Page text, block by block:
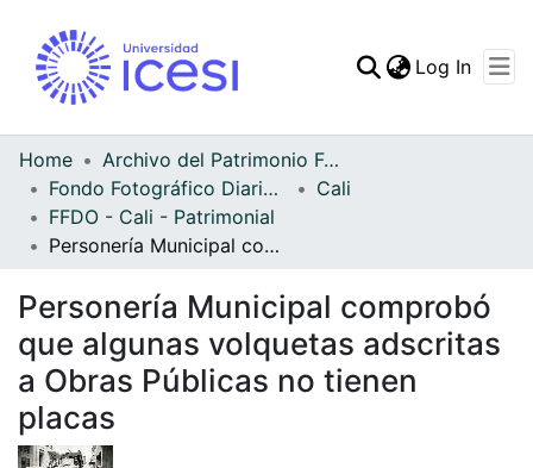
Statistics
Log In
Home
Archivo del Patrimonio Fotográfico y Fílmico del Valle del Cauca
Fondo Fotográfico Diario Occidente
Cali
FFDO - Cali - Patrimonial
Personería Municipal comprobó que algunas volquetas adscritas a Obras Públicas no tienen placas
Personería Municipal comprobó
que algunas volquetas adscritas
a Obras Públicas no tienen
placas